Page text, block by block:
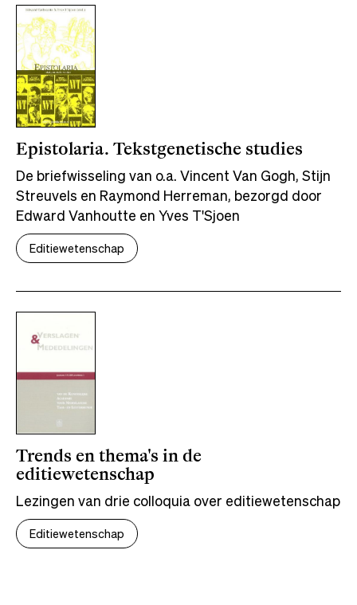
Epistolaria. Tekstgenetische studies
De briefwisseling van o.a. Vincent Van Gogh, Stijn
Streuvels en Raymond Herreman, bezorgd door
Edward Vanhoutte en Yves T'Sjoen
Editiewetenschap
Trends en thema's in de
editiewetenschap
Lezingen van drie colloquia over editiewetenschap
Editiewetenschap